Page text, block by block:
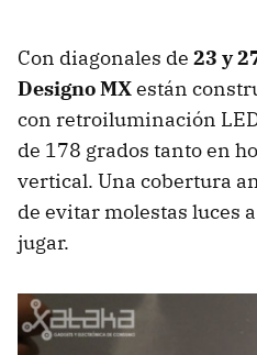
Con diagonales de 23 y
Designo MXestán
con retroiluminación
de 178 grados tanto en
vertical. Una cobertura
de evitar molestas luces
jugar.